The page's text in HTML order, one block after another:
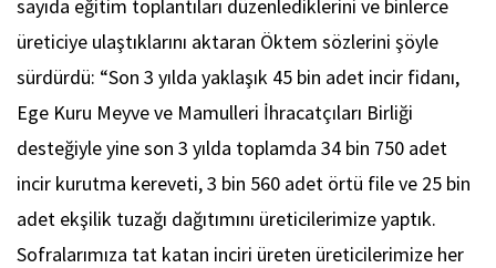
sayıda eğitim toplantıları düzenlediklerini ve binlerce
üreticiye ulaştıklarını aktaran Öktem sözlerini şöyle
sürdürdü: “Son 3 yılda yaklaşık 45 bin adet incir fidanı,
Ege Kuru Meyve ve Mamulleri İhracatçıları Birliği
desteğiyle yine son 3 yılda toplamda 34 bin 750 adet
incir kurutma kereveti, 3 bin 560 adet örtü file ve 25 bin
adet ekşilik tuzağı dağıtımını üreticilerimize yaptık.
Sofralarımıza tat katan inciri üreten üreticilerimize her